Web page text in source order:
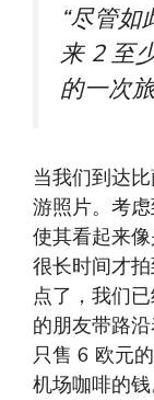
“尽管
来 2至
的一次
当我们到达
游照片。考
使其看起来
很长时间才
点了，我们
的朋友带路
只售 6 欧元
机场咖啡的